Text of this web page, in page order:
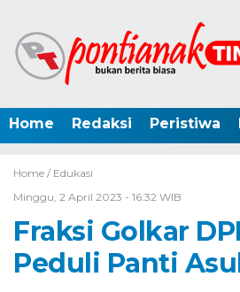
Home Redaksi Peristiwa
Home / Edukasi
Minggu, 2 April 2023 - 16:32 WIB
Fraksi Golkar
Peduli Panti